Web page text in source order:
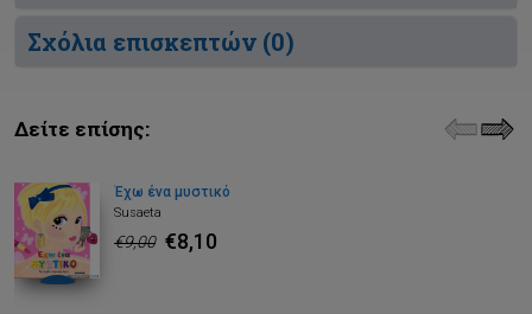
Σχόλια επισκεπτών (0)
Δείτε επίσης:
Έχω ένα μυστικό
Susaeta
€9,00 €8,10